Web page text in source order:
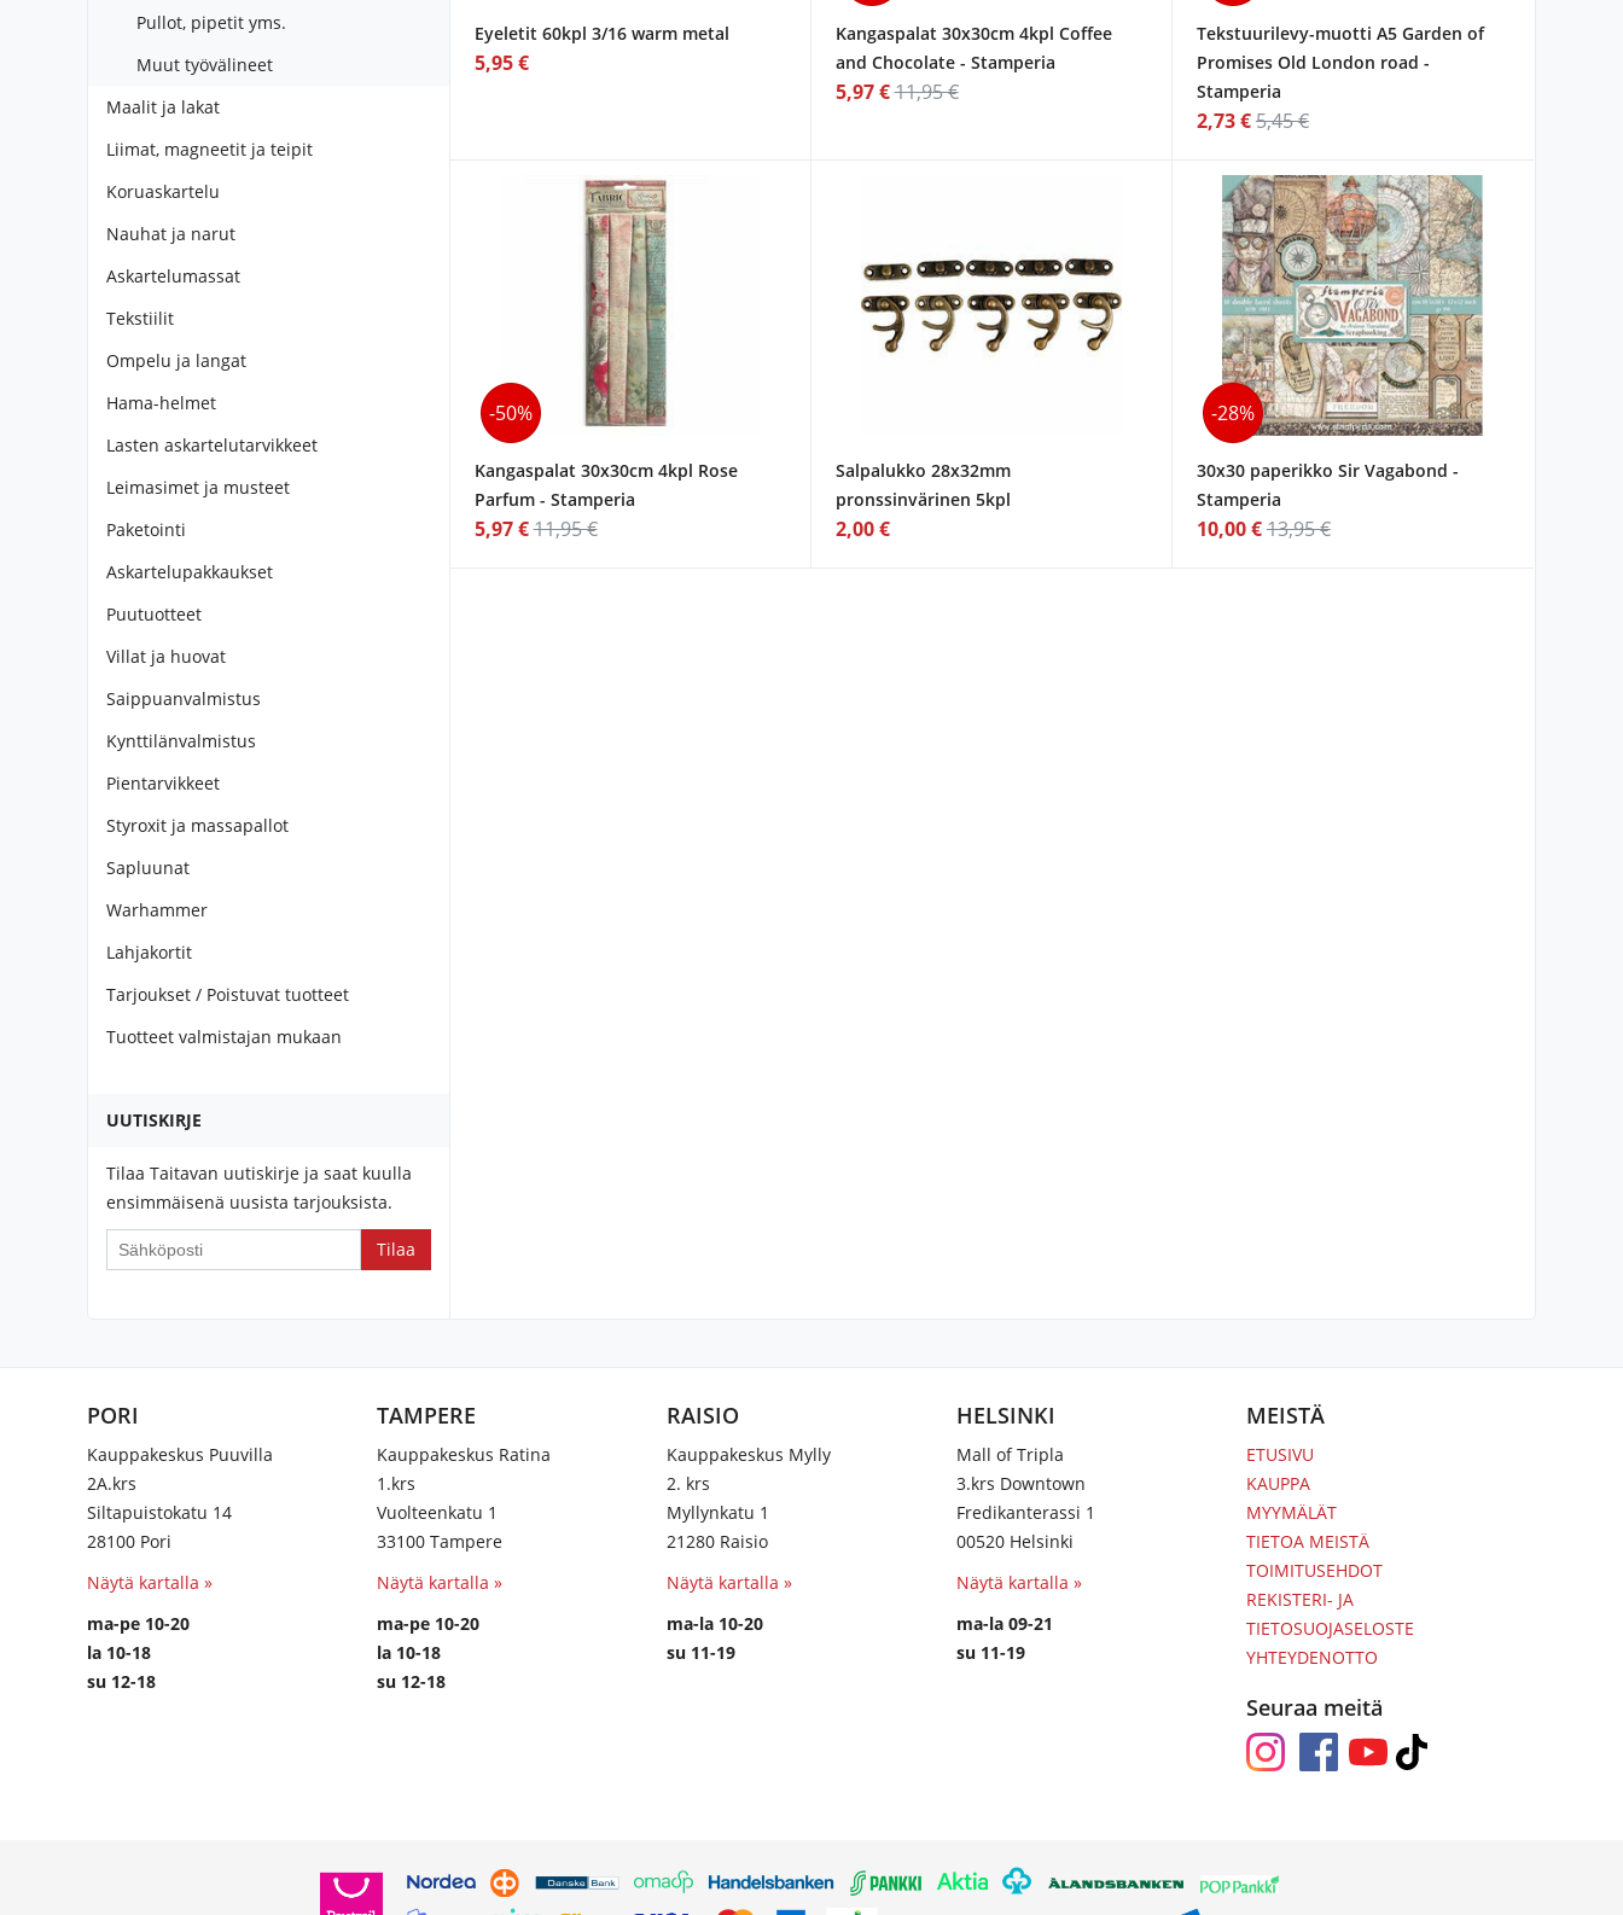
Pullot, pipetit yms.
Muut työvälineet
Maalit ja lakat
Liimat, magneetit ja teipit
Koruaskartelu
Nauhat ja narut
Askartelumassat
Tekstiilit
Ompelu ja langat
Hama-helmet
Lasten askartelutarvikkeet
Leimasimet ja musteet
Paketointi
Askartelupakkaukset
Puutuotteet
Villat ja huovat
Saippuanvalmistus
Kynttilänvalmistus
Pientarvikkeet
Styroxit ja massapallot
Sapluunat
Warhammer
Lahjakortit
Tarjoukset / Poistuvat tuotteet
Tuotteet valmistajan mukaan
UUTISKIRJE
Tilaa Taitavan uutiskirje ja saat kuulla
ensimmäisenä uusista tarjouksista.
Eyeletit 60kpl 3/16 warm metal
5,95 €
Kangaspalat 30x30cm 4kpl Coffee
and Chocolate - Stamperia
5,97 €11,95 €
Tekstuurilevy-muotti A5 Garden of
Promises Old London road -
Stamperia
2,73 €5,45 €
-50%
Kangaspalat 30x30cm 4kpl Rose
Parfum - Stamperia
5,97 €11,95 €
Salpalukko 28x32mm
pronssinvärinen 5kpl
2,00 €
-28%
30x30 paperikko Sir Vagabond -
Stamperia
10,00 €13,95 €
PORI
Kauppakeskus Puuvilla
2A.krs
Siltapuistokatu 14
28100 Pori
Näytä kartalla »
ma-pe 10-20
la 10-18
su 12-18
TAMPERE
Kauppakeskus Ratina
1.krs
Vuolteenkatu 1
33100 Tampere
Näytä kartalla »
ma-pe 10-20
la 10-18
su 12-18
RAISIO
Kauppakeskus Mylly
2. krs
Myllynkatu 1
21280 Raisio
Näytä kartalla »
ma-la 10-20
su 11-19
HELSINKI
Mall of Tripla
3.krs Downtown
Fredikanterassi 1
00520 Helsinki
Näytä kartalla »
ma-la 09-21
su 11-19
MEISTÄ
ETUSIVU
KAUPPA
MYYMÄLÄT
TIETOA MEISTÄ
TOIMITUSEHDOT
REKISTERI- JA
TIETOSUOJASELOSTE
YHTEYDENOTTO
Seuraa meitä